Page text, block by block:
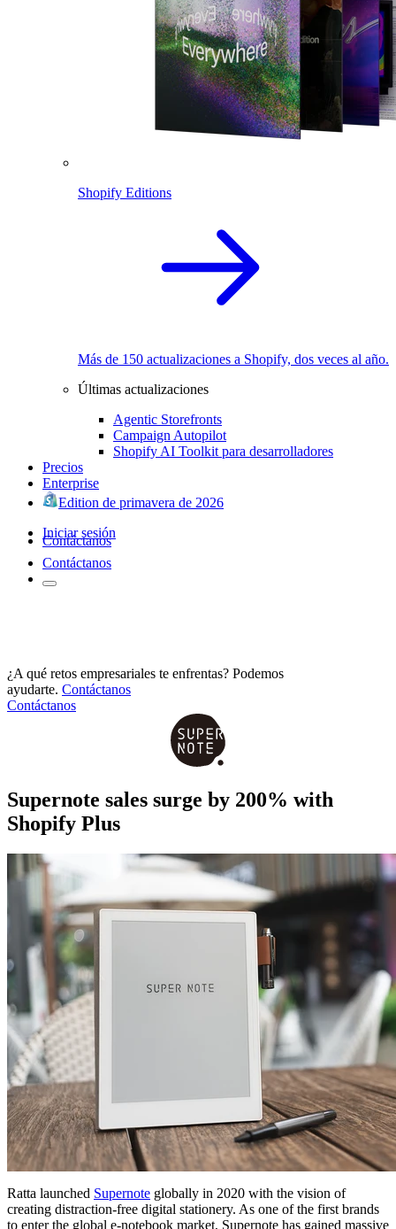
Shopify Editions
Más de 150 actualizaciones a Shopify, dos veces al año.
Últimas actualizaciones
Agentic Storefronts
Campaign Autopilot
Shopify AI Toolkit para desarrolladores
Precios
Enterprise
Edition de primavera de 2026
Iniciar sesión
Contáctanos
Contáctanos
¿A qué retos empresariales te enfrentas? Podemos
ayudarte. Contáctanos
Contáctanos
Supernote sales surge by 200% with
Shopify Plus
Ratta launched Supernote globally in 2020 with the vision of
creating distraction-free digital stationery. As one of the first brands
to enter the global e-notebook market, Supernote has gained massive